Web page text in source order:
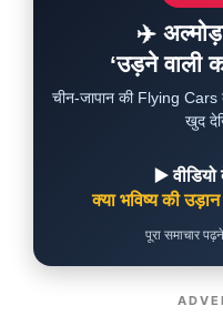
✈️
‘उड़ने वाली
चीन-जापान की Flying Cars
खुद
▶️
क्या भविष्य की
पूरा समाचार